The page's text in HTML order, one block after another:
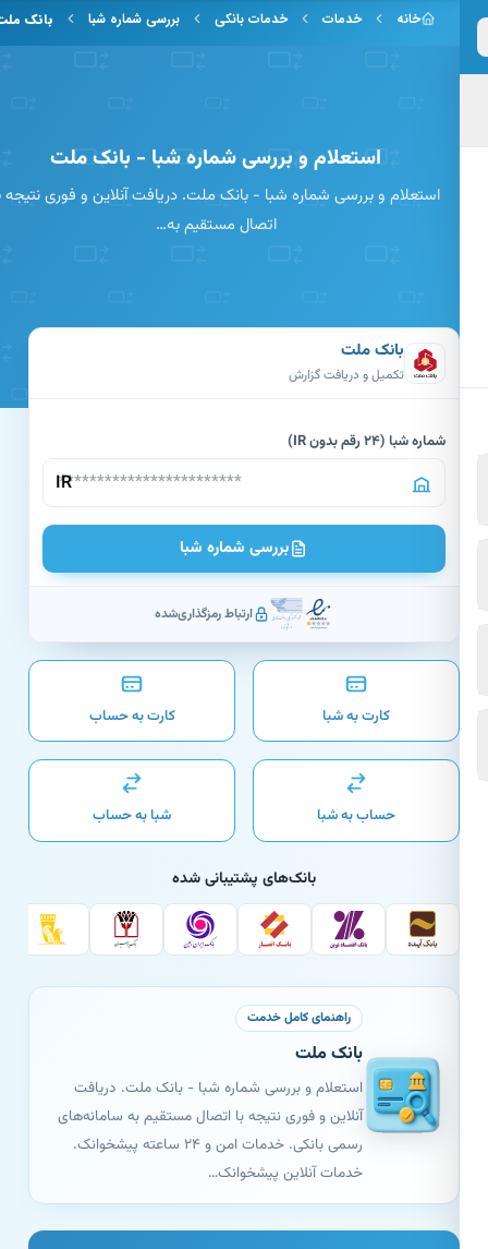
به محتوای اصلی
خانه خدمات خدمات بانکی بررسی شماره شبا بانک ملت
استعلام و بررسی شماره شبا - بانک ملت
استعلام و بررسی شماره شبا - بانک ملت. دریافت آنلاین و فوری نتیجه با
اتصال مستقیم به…
بانک ملت
تکمیل و دریافت گزارش
شماره شبا (24 رقم بدون IR)
IR
بررسی شماره شبا
ارتباط رمزگذاری‌شده
کارت به شبا کارت به حساب
حساب به شبا شبا به حساب
بانک‌های پشتیبانی شده
راهنمای کامل خدمت
بانک ملت
استعلام و بررسی شماره شبا - بانک ملت. دریافت
آنلاین و فوری نتیجه با اتصال مستقیم به سامانه‌های
رسمی بانکی. خدمات امن و ۲۴ ساعته پیشخوانک.
خدمات آنلاین پیشخوانک…